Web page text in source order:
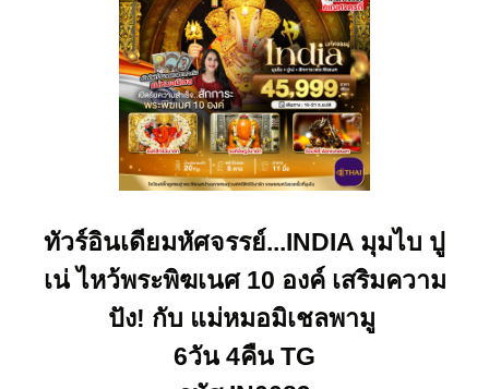
ทัวร์อินเดียมหัศจรรย์...INDIA มุมไบ ปู
เน่ ไหว้พระพิฆเนศ 10 องค์ เสริมความ
ปัง! กับ แม่หมอมิเชลพามู
6วัน 4คืน TG